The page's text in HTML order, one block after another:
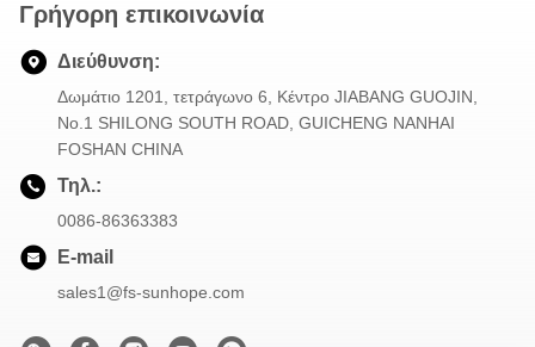
Γρήγορη επικοινωνία
Διεύθυνση:
Δωμάτιο 1201, τετράγωνο 6, Κέντρο JIABANG GUOJIN,
Νο.1 SHILONG SOUTH ROAD, GUICHENG NANHAI
FOSHAN CHINA
Τηλ.:
0086-86363383
E-mail
sales1@fs-sunhope.com